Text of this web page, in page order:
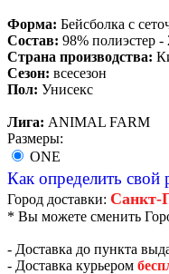
Форма: Бейсболка с
Состав: 98% полиэстер -
Страна производства:
Сезон: всесезон
Пол: Унисекс
Лига: ANIMAL FARM
Размеры:
ONE
Как определить свой
Город доставки: Санкт-
* Вы можете сменить
- Доставка до пункта
- Доставка курьером